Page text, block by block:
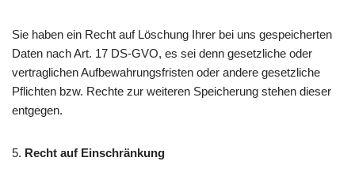
Sie haben ein Recht auf Löschung Ihrer bei uns gespeicherten
Daten nach Art. 17 DS-GVO, es sei denn gesetzliche oder
vertraglichen Aufbewahrungsfristen oder andere gesetzliche
Pflichten bzw. Rechte zur weiteren Speicherung stehen dieser
entgegen.
5. Recht auf Einschränkung